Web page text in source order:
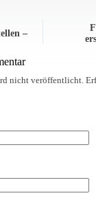
–
nicht veröffentlicht.